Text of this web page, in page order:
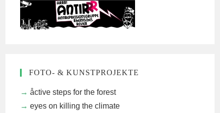
FOTO- & KUNSTPROJEKTE
åctive steps for the forest
eyes on killing the climate